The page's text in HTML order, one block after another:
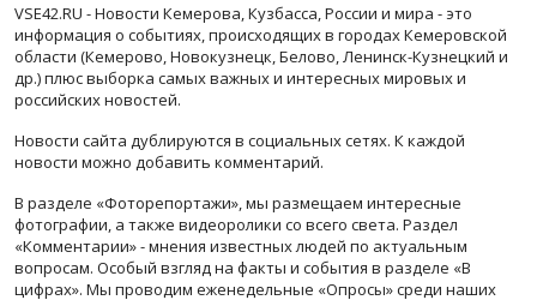
VSE42.RU - Новости Кемерова, Кузбасса, России и мира - это
информация о событиях, происходящих в городах Кемеровской
области (Кемерово, Новокузнецк, Белово, Ленинск-Кузнецкий и
др.) плюс выборка самых важных и интересных мировых и
российских новостей.
Новости сайта дублируются в социальных сетях. К каждой
новости можно добавить комментарий.
В разделе «Фоторепортажи», мы размещаем интересные
фотографии, а также видеоролики со всего света. Раздел
«Комментарии» - мнения известных людей по актуальным
вопросам. Особый взгляд на факты и события в разделе «В
цифрах». Мы проводим еженедельные «Опросы» среди наших